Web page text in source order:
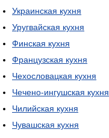
Украинская кухня
Уругвайская кухня
Финская кухня
Французская кухня
Чехословацкая кухня
Чечено-ингушская кухня
Чилийская кухня
Чувашская кухня